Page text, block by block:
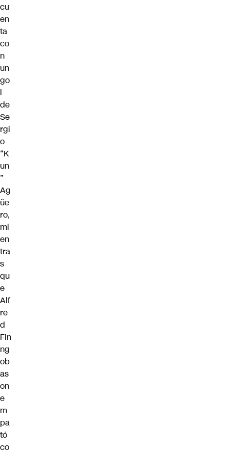
cu
en
ta
co
n
un
go
l
de
Se
rgi
o
“K
un
”
Ag
üe
ro,
mi
en
tra
s
qu
e
Alf
re
d
Fin
ng
ob
as
on
e
m
pa
tó
co